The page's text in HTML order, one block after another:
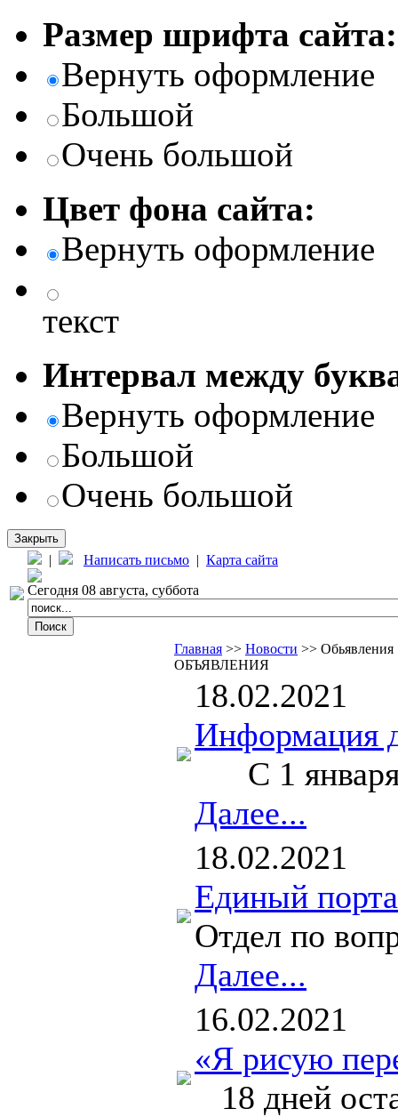
Размер шрифта сайта:
Вернуть оформление
Большой
Очень большой
Цвет фона сайта:
Вернуть оформление
текст
Интервал между
Вернуть оформление
Большой
Очень большой
Закрыть
| Написать письмо | Карта сайта
Сегодня 08 августа, суббота
Главная >> Новости >> Обьявления
ОБЪЯВЛЕНИЯ
18.02.2021
Информация
С 1 января
Далее...
18.02.2021
Единый
Отдел по
Далее...
16.02.2021
«Я рисую
18 дней